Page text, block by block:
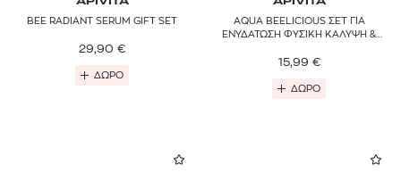
APIVITA
BEE RADIANT SERUM GIFT SET
29,90 €
ΔΩΡΟ
APIVITA
AQUA BEELICIOUS ΣΕΤ ΓΙΑ
ΕΝΥΔΑΤΩΣΗ ΦΥΣΙΚΗ ΚΑΛΥΨΗ &
15,99 €
ΔΩΡΟ